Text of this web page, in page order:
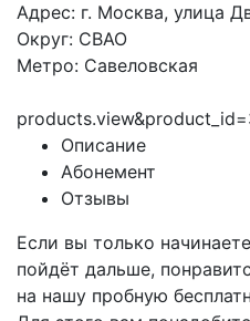
Адрес: г. Москва, улица
Округ: СВАО
Метро: Савеловская
Описание
Абонемент
Отзывы
Если вы только
пойдёт дальше,
на нашу пробную